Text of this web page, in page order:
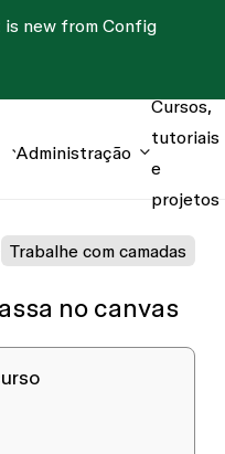
is new from Config
Administração
Cursos,
tutoriais
e
projetos
Trabalhe com camadas
no canvas